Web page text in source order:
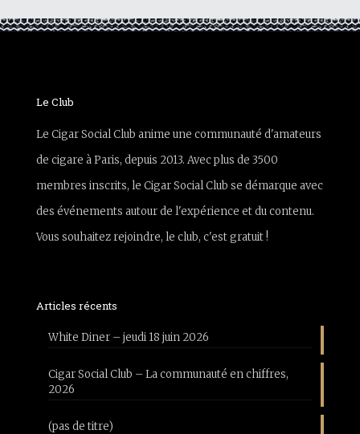
Le Club
Le Cigar Social Club anime une communauté d'amateurs
de cigare à Paris, depuis 2013. Avec plus de 3500
membres inscrits, le Cigar Social Club se démarque avec
des événements autour de l'expérience et du contenu.
Vous souhaitez rejoindre, le club, c'est gratuit !
Articles récents
White Diner – jeudi 18 juin 2026
Cigar Social Club – La communauté en chiffres,
2026
(pas de titre)